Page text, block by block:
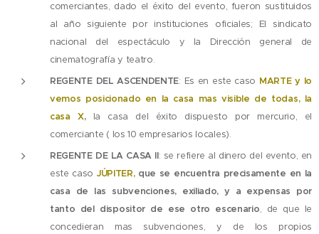
comerciantes, dado el éxito del evento, fueron sustituidos
al año siguiente por instituciones oficiales; El sindicato
nacional del espectáculo y la Dirección general de
cinematografía y teatro.
REGENTE DEL ASCENDENTE: Es en este caso MARTE y lo
vemos posicionado en la casa mas visible de todas, la
casa X,la casa del éxito dispuesto por mercurio, el
comerciante ( los 10 empresarios locales).
REGENTE DE LA CASA II: se refiere al dinero del evento, en
este caso JÚPITER, que se encuentra precisamente en la
casa de las subvenciones, exiliado, y a expensas por
tanto del dispositor de ese otro escenario, de que le
concedieran mas subvenciones, y de los propios